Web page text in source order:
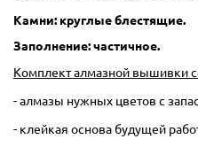
Камни: круглые блестящие.
Заполнение: частичное.
Комплект алмазной вышивки
- алмазы нужных цветов с
- клейкая основа будущей